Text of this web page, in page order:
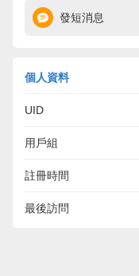
發短消息
個人資料
UID
用戶組
註冊時間
最後訪問